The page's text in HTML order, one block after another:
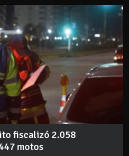
fiscalizó 2.058
motos